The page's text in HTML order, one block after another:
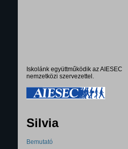
Iskolánk együttműködik az AIESEC
nemzetközi szervezettel.
Silvia
Bemutató